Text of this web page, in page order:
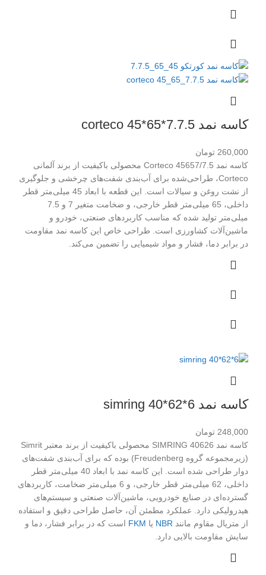
کاسه نمد corteco 45*65*7.7.5
260,000 تومان
کاسه نمد Corteco 45657/7.5 محصولی باکیفیت از برند آلمانی
Corteco، طراحی‌شده برای آب‌بندی شفت‌های چرخشی و جلوگیری
از نشت روغن و سیالات است. این قطعه با ابعاد 45 میلی‌متر قطر
داخلی، 65 میلی‌متر قطر خارجی، و ضخامت متغیر 7 و 7.5
میلی‌متر تولید شده که مناسب کاربردهای صنعتی، خودرو و
ماشین‌آلات کشاورزی است. طراحی خاص این کاسه نمد مقاومت
در برابر دما، فشار و مواد شیمیایی را تضمین می‌کند.
کاسه نمد simring 40*62*6
248,000 تومان
کاسه نمد SIMRING 40626 محصولی باکیفیت از برند معتبر Simrit
(زیرمجموعه گروه Freudenberg) بوده که برای آب‌بندی شفت‌های
دوار طراحی شده است. این کاسه نمد با ابعاد 40 میلی‌متر قطر
داخلی، 62 میلی‌متر قطر خارجی، و 6 میلی‌متر ضخامت، کاربردهای
گسترده‌ای در صنایع خودرویی، ماشین‌آلات صنعتی و سیستم‌های
هیدرولیکی دارد. عملکرد مطمئن آن، حاصل طراحی دقیق و استفاده
از متریال مقاوم مانند NBR یا FKM است که در برابر فشار، دما و
سایش مقاومت بالایی دارد.